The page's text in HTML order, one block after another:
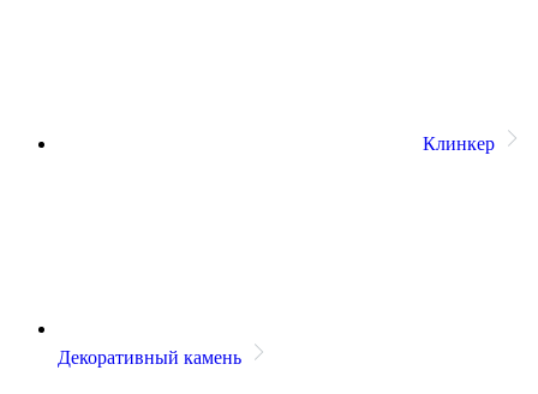
Клинкер
Декоративный камень